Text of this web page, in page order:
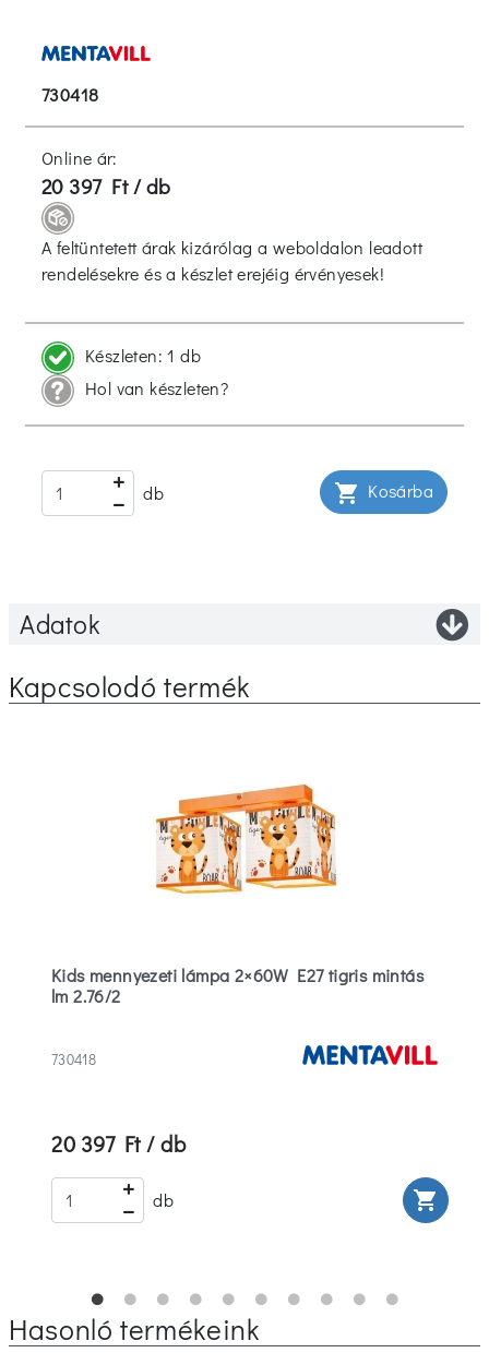
730418
Online ár:
20 397 Ft / db
A feltüntetett árak kizárólag a weboldalon leadott
rendelésekre és a készlet erejéig érvényesek!
Készleten:1 db
Hol van készleten?
db shopping_cart Kosárba
Adatok
Kapcsolodó termék
Kids mennyezeti lámpa 2×60W E27 tigris mintás
lm 2.76/2
730418
20 397 Ft / db
db shopping_cart
Hasonló termékeink